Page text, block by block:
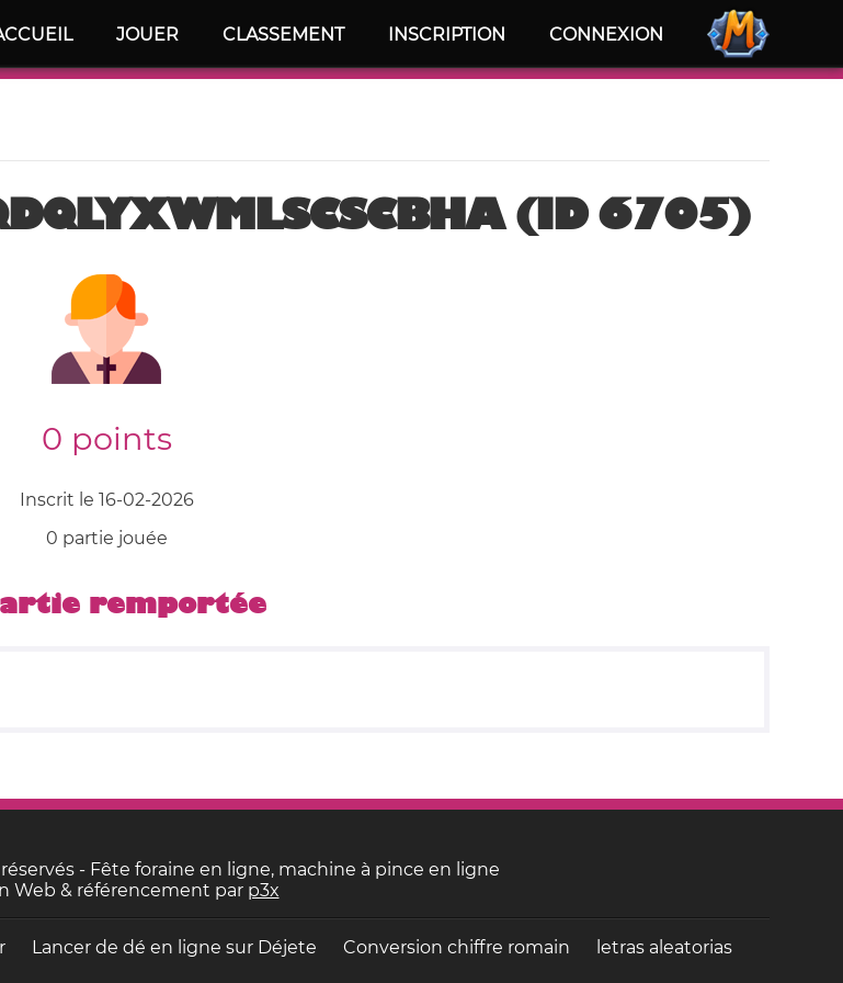
JOUER CLASSEMENT INSCRIPTION CONNEXION
(ID 6705)
0 points
Inscrit le 16-02-2026
0 partie jouée
remportée
- Fête foraine en ligne, machine à pince en ligne
Web & référencement par p3x
Lancer de dé en ligne sur Déjete Conversion chiffre romain letras aleatorias